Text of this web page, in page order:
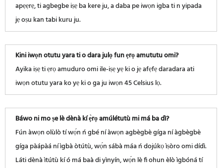
apẹẹrẹ, ti agbegbe iṣẹ ba kere ju, a daba pe iwọn igba ti n yipada
jẹ oṣu kan tabi kuru ju.
Kini iwọn otutu yara ti o dara julọ fun ẹrọ amututu omi?
Ayika iṣẹ ti ẹrọ amuduro omi ile-iṣẹ yẹ ki o jẹ afẹfẹ daradara ati
iwọn otutu yara ko yẹ ki o ga ju iwọn 45 Celsius lọ.
Báwo ni mo ṣe lè dènà kí ẹ̀rọ amúlétutù mi má ba dì?
Fún àwọn olùlò tí wọ́n ń gbé ní àwọn agbègbè gíga ní àgbègbè
gíga pàápàá ní ìgbà òtútù, wọ́n sábà máa ń dojúkọ ìṣòro omi dídì.
Láti dènà ìtútù kí ó má ​​baà di yìnyín, wọ́n lè fi ohun èlò ìgbóná tí